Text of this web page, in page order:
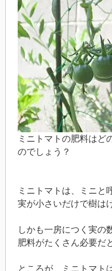
ミニトマトの肥料はど
のでしょう？
ミニトマトは、ミニと
実が小さいだけで樹は
しかも一房につく実の
肥料がたくさん必要だ
ところが、ミニトマト